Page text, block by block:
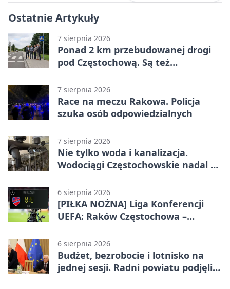
Ostatnie Artykuły
7 sierpnia 2026
Ponad 2 km przebudowanej drogi
pod Częstochową. Są też
7 sierpnia 2026
Race na meczu Rakowa. Policja
szuka osób odpowiedzialnych
7 sierpnia 2026
Nie tylko woda i kanalizacja.
Wodociągi Częstochowskie nadal w
6 sierpnia 2026
[PIŁKA NOŻNA] Liga Konferencji
UEFA: Raków Częstochowa –
meczu III rundy eliminacji
6 sierpnia 2026
Budżet, bezrobocie i lotnisko na
jednej sesji. Radni powiatu podjęli